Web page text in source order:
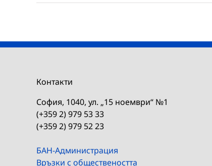
Контакти
София, 1040, ул. „15 ноември“ №1
(+359 2) 979 53 33
(+359 2) 979 52 23
БАН-Администрация
Връзки с обществеността